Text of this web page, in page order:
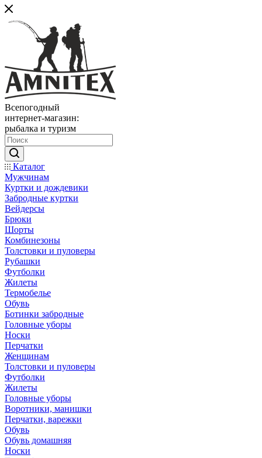
Всепогодный
интернет-магазин:
рыбалка и туризм
Каталог
Мужчинам
Куртки и дождевики
Забродные куртки
Вейдерсы
Брюки
Шорты
Комбинезоны
Толстовки и пуловеры
Рубашки
Футболки
Жилеты
Термобелье
Обувь
Ботинки забродные
Головные уборы
Носки
Перчатки
Женщинам
Толстовки и пуловеры
Футболки
Жилеты
Головные уборы
Воротники, манишки
Перчатки, варежки
Обувь
Обувь домашняя
Носки